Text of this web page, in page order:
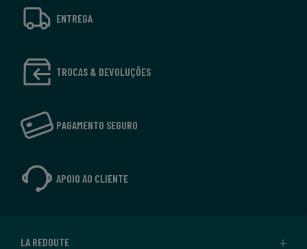
ENTREGA
TROCAS & DEVOLUÇÕES
PAGAMENTO SEGURO
APOIO AO CLIENTE
LA REDOUTE